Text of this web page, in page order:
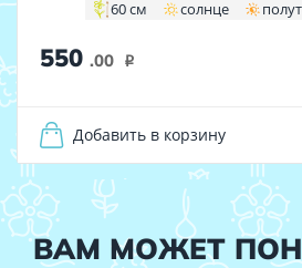
60 см солнце
550 .00 i
Добавить в корзину
ВАМ МОЖЕТ